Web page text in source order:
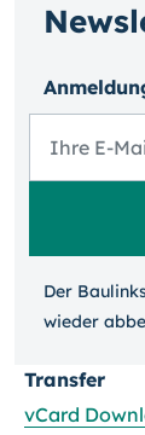
Der
wieder
Transfer
vCard